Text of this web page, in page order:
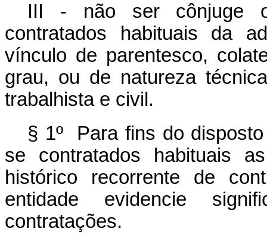
III - não ser cônjuge
contratados habituais da
vínculo de parentesco,
grau, ou de natureza
trabalhista e civil.
§ 1º Para fins do
se contratados habituais
histórico recorrente de
entidade evidencie
contratações.